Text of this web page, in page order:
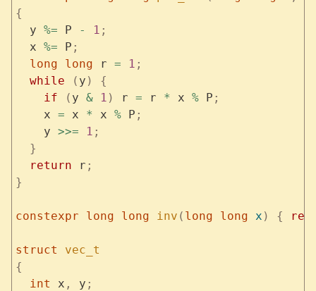
{
  y
%= P - 1 ;
  x
%= P ;
  long
long r = 1 ;
  while
( y )
{
    if
( y & 1 ) r = r * x % P ;
    x
= x * x % P ;
    y
>>= 1 ;
  }
  return
r ;
}
constexpr long long inv ( long long x ) {
struct vec_t
{
  int
x , y ;